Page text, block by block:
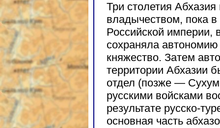
Три столетия
владычеством, пока
Российской империи,
сохраняла автономию
княжество. Затем
территории Абхазии
отдел (позже —
русскими войсками
результате русско-
основная часть